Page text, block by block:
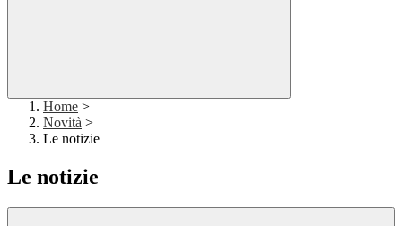
Home >
Novità >
Le notizie
Le notizie